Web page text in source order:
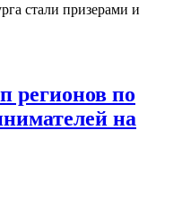
стали призерами и
регионов по
на